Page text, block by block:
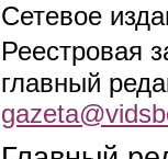
Сетевое
Реестровая
главный